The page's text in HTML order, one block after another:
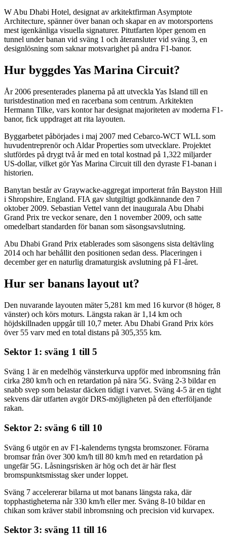
W Abu Dhabi Hotel, designat av arkitektfirman Asymptote
Architecture, spänner över banan och skapar en av motorsportens
mest igenkänliga visuella signaturer. Pitutfarten löper genom en
tunnel under banan vid sväng 1 och återansluter vid sväng 3, en
designlösning som saknar motsvarighet på andra F1-banor.
Hur byggdes Yas Marina Circuit?
År 2006 presenterades planerna på att utveckla Yas Island till en
turistdestination med en racerbana som centrum. Arkitekten
Hermann Tilke, vars kontor har designat majoriteten av moderna F1-
banor, fick uppdraget att rita layouten.
Byggarbetet påbörjades i maj 2007 med Cebarco-WCT WLL som
huvudentreprenör och Aldar Properties som utvecklare. Projektet
slutfördes på drygt två år med en total kostnad på 1,322 miljarder
US-dollar, vilket gör Yas Marina Circuit till den dyraste F1-banan i
historien.
Banytan består av Graywacke-aggregat importerat från Bayston Hill
i Shropshire, England. FIA gav slutgiltigt godkännande den 7
oktober 2009. Sebastian Vettel vann det inaugurala Abu Dhabi
Grand Prix tre veckor senare, den 1 november 2009, och satte
omedelbart standarden för banan som säsongsavslutning.
Abu Dhabi Grand Prix etablerades som säsongens sista deltävling
2014 och har behållit den positionen sedan dess. Placeringen i
december ger en naturlig dramaturgisk avslutning på F1-året.
Hur ser banans layout ut?
Den nuvarande layouten mäter 5,281 km med 16 kurvor (8 höger, 8
vänster) och körs moturs. Längsta rakan är 1,14 km och
höjdskillnaden uppgår till 10,7 meter. Abu Dhabi Grand Prix körs
över 55 varv med en total distans på 305,355 km.
Sektor 1: sväng 1 till 5
Sväng 1 är en medelhög vänsterkurva uppför med inbromsning från
cirka 280 km/h och en retardation på nära 5G. Sväng 2-3 bildar en
snabb svep som belastar däcken tidigt i varvet. Sväng 4-5 är en tight
sekvens där utfarten avgör DRS-möjligheten på den efterföljande
rakan.
Sektor 2: sväng 6 till 10
Sväng 6 utgör en av F1-kalenderns tyngsta bromszoner. Förarna
bromsar från över 300 km/h till 80 km/h med en retardation på
ungefär 5G. Låsningsrisken är hög och det är här flest
bromspunktsmisstag sker under loppet.
Sväng 7 accelererar bilarna ut mot banans längsta raka, där
topphastigheterna når 330 km/h eller mer. Sväng 8-10 bildar en
chikan som kräver stabil inbromsning och precision vid kurvapex.
Sektor 3: sväng 11 till 16